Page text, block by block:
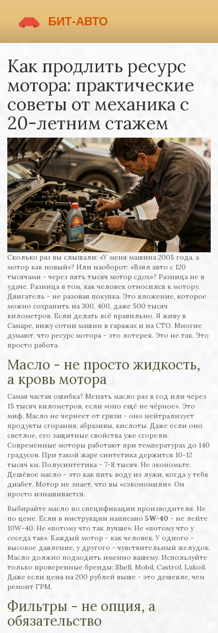
Как продлить ресурс
мотора: практические
советы от механика с
20-летним стажем
Сколько раз вы слышали: «У меня машина 2005 года, а
мотор как новый»? Или наоборот: «Взял авто с 120
тысячами - через пять тысяч мотор сдох»? Разница не в
удаче. Разница в том, как человек относился к мотору.
Двигатель - не разовая покупка. Это вложение, которое
можно сохранить на 300, 400, даже 500 тысяч
километров. Если делать всё правильно. Я живу в
Самаре, вижу сотни машин в гаражах и на СТО. Многие
думают, что ресурс мотора - это лотерея. Это не так. Это
просто работа.
Масло - не просто жидкость,
а кровь мотора
Самая частая ошибка? Менять масло раз в год или через
15 тысяч километров, если «оно ещё не чёрное». Это
миф. Масло не чернеет от грязи - оно нейтрализует
продукты сгорания, абразивы, кислоты. Даже если оно
светлое, его защитные свойства уже сгорели.
Современные моторы работают при температурах до 140
градусов. При такой жаре синтетика держится 10-12
тысяч км. Полусинтетика - 7-8 тысяч. Не экономьте.
Дешёвое масло - это как пить воду из лужи, когда у тебя
диабет. Мотор не знает, что вы «сэкономили». Он
просто изнашивается.
Выбирайте масло по спецификации производителя. Не
по цене. Если в инструкции написано 5W-40 - не лейте
10W-40. Не «потому что так лучше». Не «потому что у
соседа так». Каждый мотор - как человек. У одного -
высокое давление, у другого - чувствительный желудок.
Масло должно подходить именно вашему. Используйте
только проверенные бренды: Shell, Mobil, Castrol, Lukoil.
Даже если цена на 200 рублей выше - это дешевле, чем
ремонт ГРМ.
Фильтры - не опция, а
обязательство